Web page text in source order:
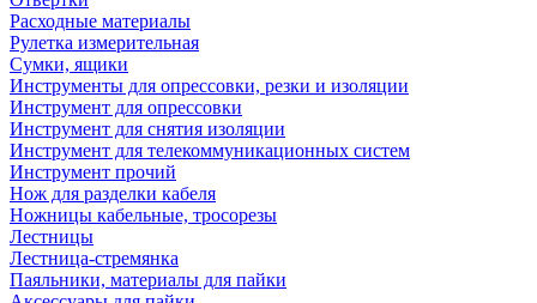
Расходные материалы
Рулетка измерительная
Сумки, ящики
Инструменты для опрессовки, резки и изоляции
Инструмент для опрессовки
Инструмент для снятия изоляции
Инструмент для телекоммуникационных систем
Инструмент прочий
Нож для разделки кабеля
Ножницы кабельные, тросорезы
Лестницы
Лестница-стремянка
Паяльники, материалы для пайки